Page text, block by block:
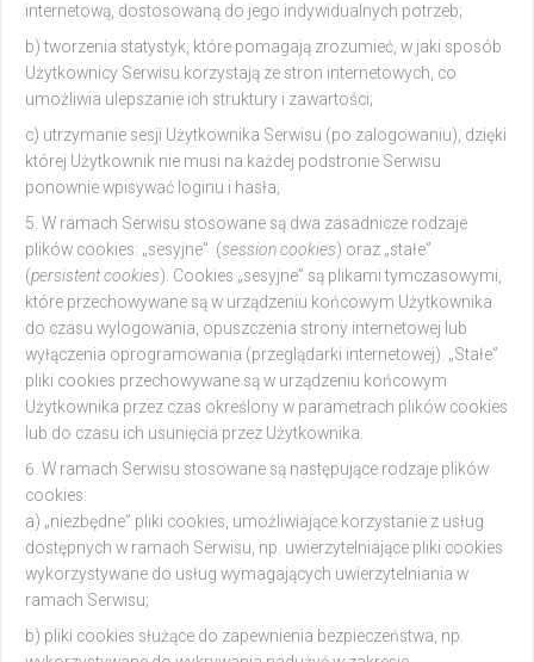
internetową, dostosowaną do jego indywidualnych potrzeb;
b) tworzenia statystyk, które pomagają zrozumieć, w jaki sposób
Użytkownicy Serwisu korzystają ze stron internetowych, co
umożliwia ulepszanie ich struktury i zawartości;
c) utrzymanie sesji Użytkownika Serwisu (po zalogowaniu), dzięki
której Użytkownik nie musi na każdej podstronie Serwisu
ponownie wpisywać loginu i hasła;
W ramach Serwisu stosowane są dwa zasadnicze rodzaje
plików cookies: „sesyjne” (session cookies) oraz „stałe”
(persistent cookies). Cookies „sesyjne” są plikami tymczasowymi,
które przechowywane są w urządzeniu końcowym Użytkownika
do czasu wylogowania, opuszczenia strony internetowej lub
wyłączenia oprogramowania (przeglądarki internetowej). „Stałe”
pliki cookies przechowywane są w urządzeniu końcowym
Użytkownika przez czas określony w parametrach plików cookies
lub do czasu ich usunięcia przez Użytkownika.
W ramach Serwisu stosowane są następujące rodzaje plików
cookies:
a) „niezbędne” pliki cookies, umożliwiające korzystanie z usług
dostępnych w ramach Serwisu, np. uwierzytelniające pliki cookies
wykorzystywane do usług wymagających uwierzytelniania w
ramach Serwisu;
b) pliki cookies służące do zapewnienia bezpieczeństwa, np.